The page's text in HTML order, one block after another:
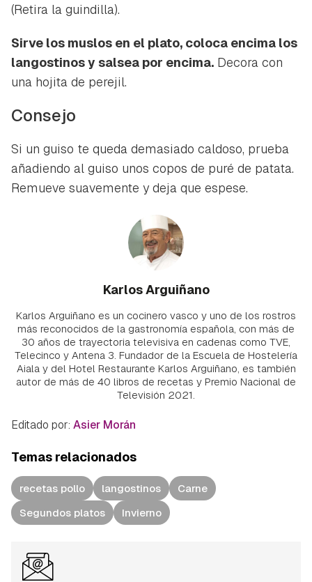
(Retira la guindilla).
Sirve los muslos en el plato, coloca encima los
langostinos y salsea por encima. Decora con
una hojita de perejil.
Consejo
Si un guiso te queda demasiado caldoso, prueba
añadiendo al guiso unos copos de puré de patata.
Remueve suavemente y deja que espese.
Karlos Arguiñano
Karlos Arguiñano es un cocinero vasco y uno de los rostros
más reconocidos de la gastronomía española, con más de
30 años de trayectoria televisiva en cadenas como TVE,
Telecinco y Antena 3. Fundador de la Escuela de Hostelería
Aiala y del Hotel Restaurante Karlos Arguiñano, es también
autor de más de 40 libros de recetas y Premio Nacional de
Televisión 2021.
Editado por: Asier Morán
Temas relacionados
recetas pollo langostinos
Carne
Segundos platos
Invierno